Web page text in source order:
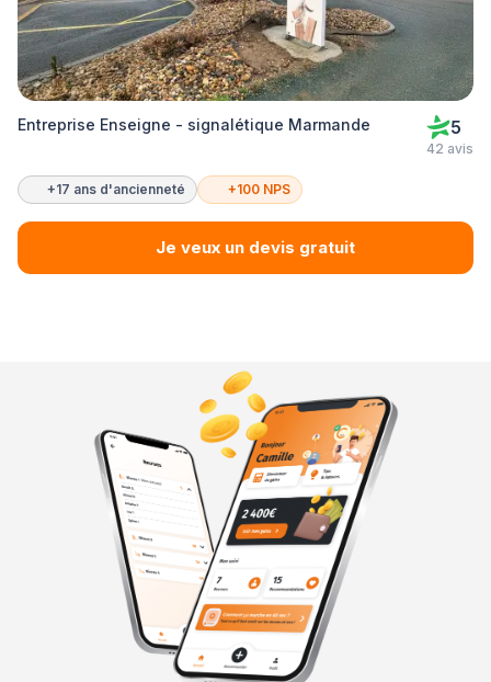
Entreprise Enseigne - signalétique Marmande 5
42 avis
+17 ans d'ancienneté +100 NPS
Je veux un devis gratuit